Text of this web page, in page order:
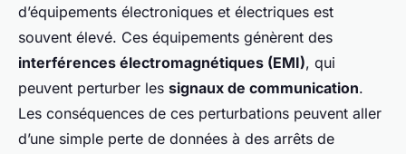
d’équipements électroniques et électriques est
souvent élevé. Ces équipements génèrent des
interférences électromagnétiques (EMI), qui
peuvent perturber les signaux de communication.
Les conséquences de ces perturbations peuvent aller
d’une simple perte de données à des arrêts de